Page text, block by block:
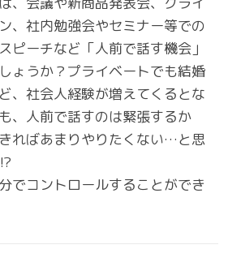
、社内勉強会やセミナー等での
ピーチなど「人前で話す機会」
ょうか？プライベートでも結婚
、社会人経験が増えてくるとな
、人前で話すのは緊張するか
ればあまりやりたくない…と思
でコントロールすることができ